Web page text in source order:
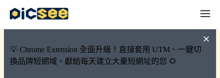
💡 Chrome Extension 全面升級！直接套用 UTM、一鍵切
換品牌短網域，獻給每天建立大量短網址的您 🌻
🚀 PicSee 短網址永久有效